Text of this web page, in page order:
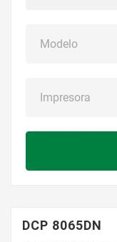
DCP 8065DN